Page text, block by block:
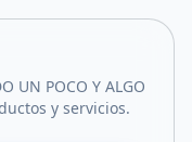
UN POCO Y ALGO
y servicios.